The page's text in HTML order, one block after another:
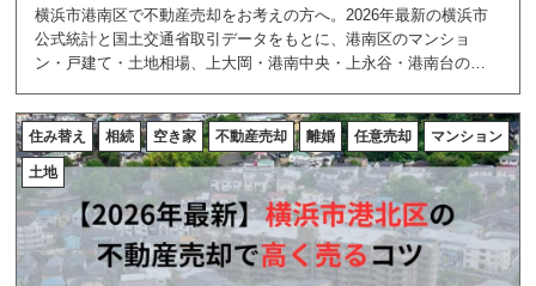
横浜市港南区で不動産売却をお考えの方へ。2026年最新の横浜市
公式統計と国土交通省取引データをもとに、港南区のマンショ
ン・戸建て・土地相場、上大岡・港南中央・上永谷・港南台のエ
します。
住み替え 相続 空き家 不動産売却 離婚 任意売却 マンション
土地